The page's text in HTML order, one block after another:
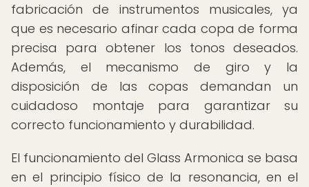
fabricación de instrumentos musicales, ya
que es necesario afinar cada copa de forma
precisa para obtener los tonos deseados.
Además, el mecanismo de giro y la
disposición de las copas demandan un
cuidadoso montaje para garantizar su
correcto funcionamiento y durabilidad.
El funcionamiento del Glass Armonica se basa
en el principio físico de la resonancia, en el